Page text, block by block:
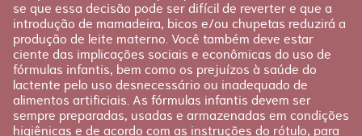
se que essa decisão pode ser difícil de reverter e que a
introdução de mamadeira, bicos e/ou chupetas reduzirá a
produção de leite materno. Você também deve estar
ciente das implicações sociais e econômicas do uso de
fórmulas infantis, bem como os prejuízos à saúde do
lactente pelo uso desnecessário ou inadequado de
alimentos artificiais. As fórmulas infantis devem ser
sempre preparadas, usadas e armazenadas em condições
higiênicas e de acordo com as instruções do rótulo, para